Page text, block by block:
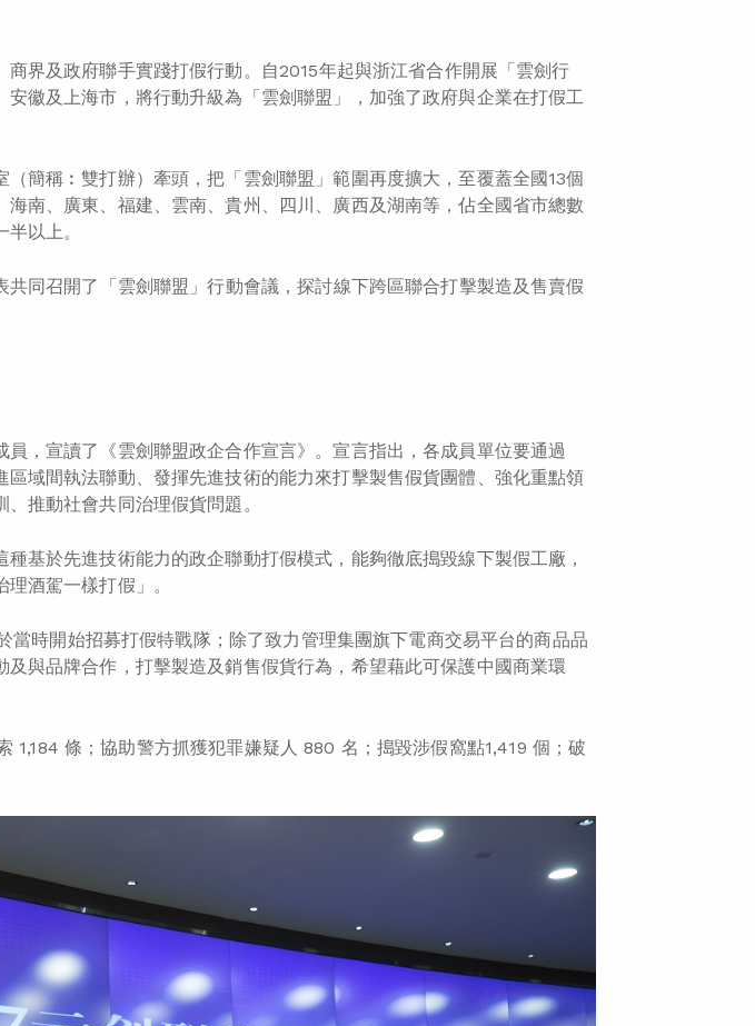
界及政府聯手實踐打假行動。自2015年起與浙江省合作開展「雲劍行
徽及上海市，將行動升級為「雲劍聯盟」，加強了政府與企業在打假工
簡稱︰雙打辦）牽頭，把「雲劍聯盟」範圍再度擴大，至覆蓋全國13個
南、廣東、福建、雲南、貴州、四川、廣西及湖南等，佔全國省市總數
以上。
同召開了「雲劍聯盟」行動會議，探討線下跨區聯合打擊製造及售賣假
，宣讀了《雲劍聯盟政企合作宣言》。宣言指出，各成員單位要通過
區域間執法聯動、發揮先進技術的能力來打擊製售假貨團體、強化重點領
推動社會共同治理假貨問題。
基於先進技術能力的政企聯動打假模式，能夠徹底搗毀線下製假工廠，
酒駕一樣打假」。
當時開始招募打假特戰隊；除了致力管理集團旗下電商交易平台的商品品
與品牌合作，打擊製造及銷售假貨行為，希望藉此可保護中國商業環
1,184 條；協助警方抓獲犯罪嫌疑人 880 名；搗毀涉假窩點1,419 個；破